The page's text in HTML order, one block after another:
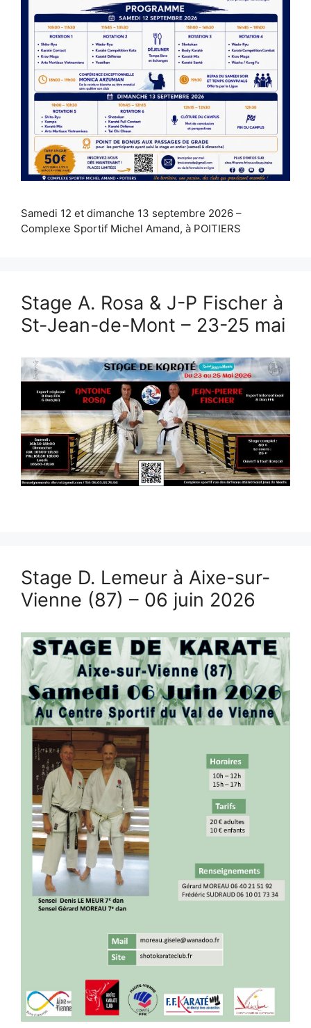
Samedi 12 et dimanche 13 septembre 2026 –
Complexe Sportif Michel Amand, à POITIERS
Stage A. Rosa & J-P Fischer à
St-Jean-de-Mont – 23-25 mai
Stage D. Lemeur à Aixe-sur-
Vienne (87) – 06 juin 2026